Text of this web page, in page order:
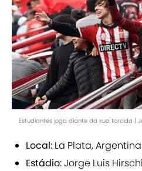
Estudiantes joga diante da sua torcida |
Local: La Plata, Argentina
Estádio:Jorge Luis Hirschi